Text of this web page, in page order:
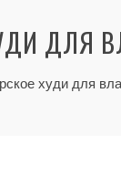
ДЛЯ
худи для